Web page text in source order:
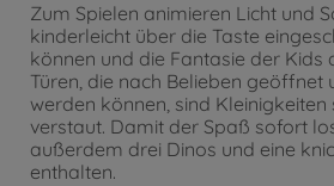
Zum Spielen animieren Licht und
kinderleicht über die Taste
können und die Fantasie der Kids
Türen, die nach Belieben geöffnet
werden können, sind Kleinigkeiten
verstaut. Damit der Spaß sofort
außerdem drei Dinos und eine
enthalten.